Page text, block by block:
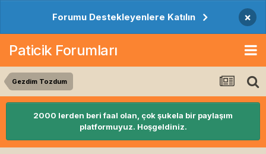
Forumu Destekleyenlere Katılın ×
Paticik Forumları
Gezdim Tozdum
2000 lerden beri faal olan, çok şukela bir paylaşım
platformuyuz. Hoşgeldiniz.